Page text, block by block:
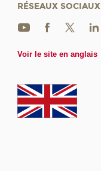
RÉSEAUX SOCIAUX
Voir le site en anglais